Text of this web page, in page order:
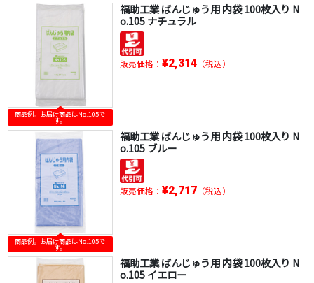
商品例。お届け商品はNo.105で
す。
福助工業 ばんじゅう用 内袋 100枚入り N
o.105 ナチュラル
販売価格： ¥2,314（税込）
商品例。お届け商品はNo.105で
す。
福助工業 ばんじゅう用 内袋 100枚入り N
o.105 ブルー
販売価格： ¥2,717（税込）
福助工業 ばんじゅう用 内袋 100枚入り N
o.105 イエロー